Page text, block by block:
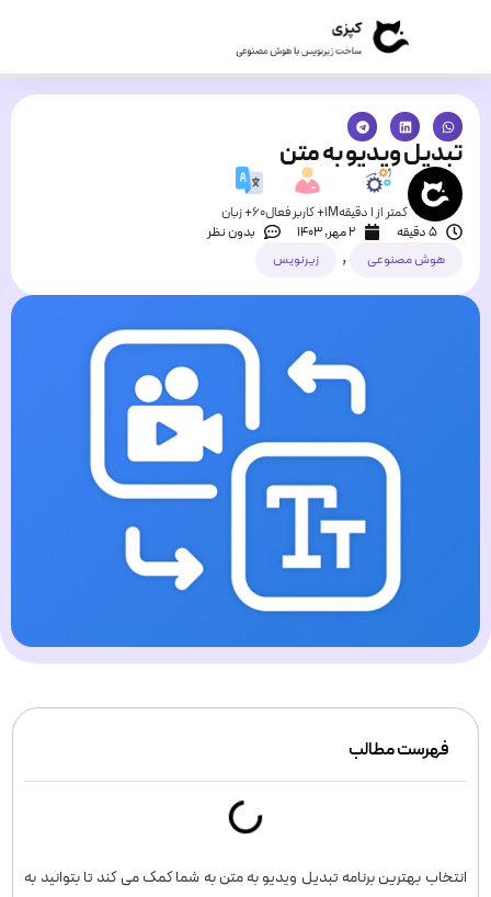
تبدیل ویدیو به متن
کمتر از 1 دقیقه 1M+ کاربر فعال
60+ زبان
5 دقیقه
۲ مهر, ۱۴۰۳
بدون نظر
هوش مصنوعی
, زیرنویس
فهرست مطالب
انتخاب بهترین برنامه تبدیل ویدیو به متن به شما کمک می کند تا بتوانید به